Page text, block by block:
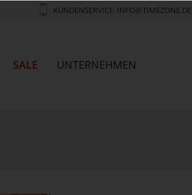
KUNDENSERVICE: INFO@TIMEZONE.DE
SALE UNTERNEHMEN